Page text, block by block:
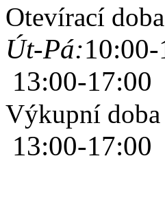
Otevírací doba
Út-Pá:
13:00-17:00
Výkupní doba
13:00-17:00